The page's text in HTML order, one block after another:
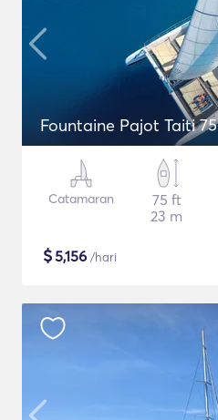
Fountaine Pajot Taiti 75
Catamaran
75 ft
23 m
$5,156 /hari